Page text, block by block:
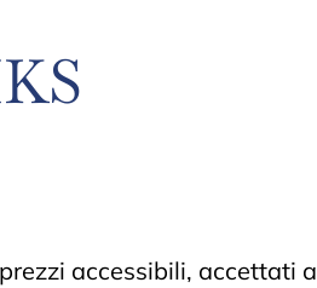
accessibili, accettati a